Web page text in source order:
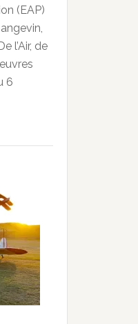
(EAP)
l’Air, de
6